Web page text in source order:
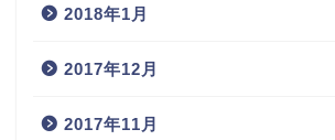
2018年1月
2017年12月
2017年11月